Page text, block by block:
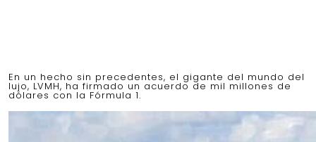
En un hecho sin precedentes, el gigante del mundo del
lujo, LVMH, ha firmado un acuerdo de mil millones de
dólares con la Fórmula 1.